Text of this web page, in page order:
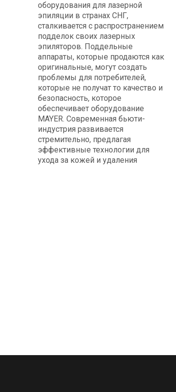
оборудования для лазерной
эпиляции в странах СНГ,
сталкивается с распространением
подделок своих лазерных
эпиляторов. Поддельные
аппараты, которые продаются как
оригинальные, могут создать
проблемы для потребителей,
которые не получат то качество и
безопасность, которое
обеспечивает оборудование
MAYER. Современная бьюти-
индустрия развивается
стремительно, предлагая
эффективные технологии для
ухода за кожей и удаления